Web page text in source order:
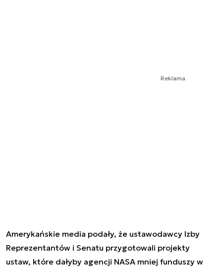
Reklama
Amerykańskie media podały, że ustawodawcy Izby
Reprezentantów i Senatu przygotowali projekty
ustaw, które dałyby agencji NASA mniej funduszy w